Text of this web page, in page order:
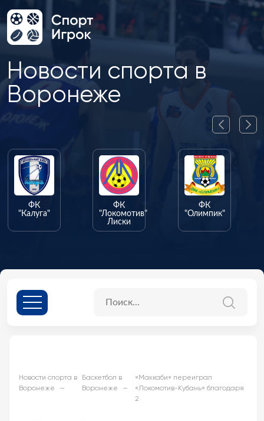
Новости спорта в
Воронеже
ФК
"Калуга"
ФК
"Локомотив"
Лиски
ФК
"Олимпик"
Новости спорта в
Воронеже
Баскетбол в
Воронеже
«Маккаби» переиграл
«Локомотив-Кубань» благодаря
2